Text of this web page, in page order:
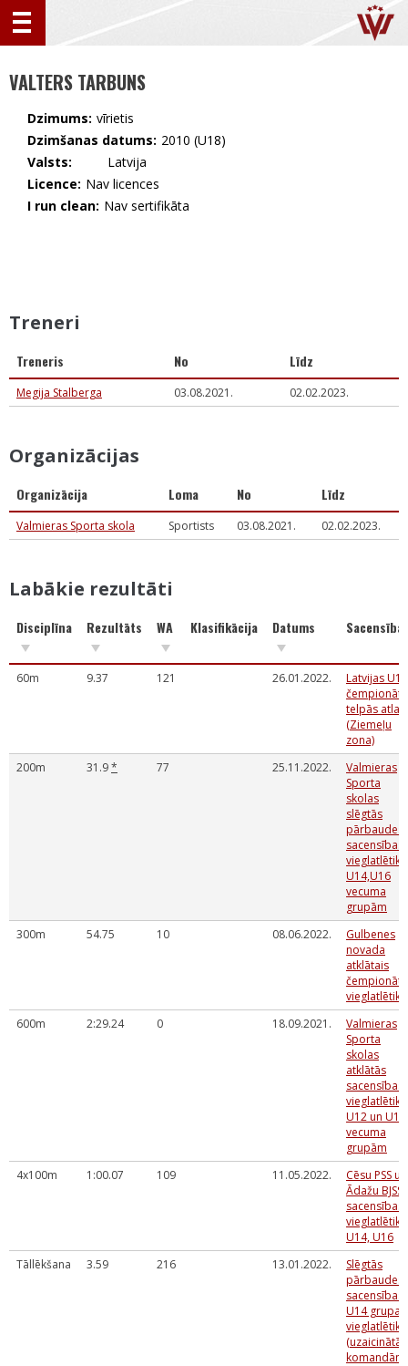
VALTERS TARBUNS
Dzimums: vīrietis
Dzimšanas datums: 2010 (U18)
Valsts:
🇱🇻 Latvija
Licence: Nav licences
I run clean: Nav sertifikāta
Treneri
Treneris No Līdz
Megija Stalberga 03.08.2021. 02.02.2023.
Organizācijas
Organizācija Loma No Līdz
Valmieras Sporta skola Sportists 03.08.2021. 02.02.2023.
Labākie rezultāti
Disciplīna Rezultāts WA Klasifikācija Datums
60m 9.37 121 26.01.2022.
Latvijas U14
čempionāta
telpās
(Ziemeļu
zona)
200m
31.9* 77 25.11.2022.
Valmieras
Sporta
skolas
slēgtās
pārbaudes
sacensības
vieglatlētikā
U14,U16
vecuma
grupām
300m
54.75 10 08.06.2022.
Gulbenes
novada
atklātais
čempionāts
vieglatlētikā
600m
2:29.24 0 18.09.2021.
Valmieras
Sporta
skolas
atklātās
sacensības
vieglatlētikā
U12 un U14
vecuma
grupām
4x100m
1:00.07 109 11.05.2022.
Cēsu PSS un
Ādažu BJSS
sacensības
vieglatlētikā
U14, U16
Tāllēkšana
3.59 216 13.01.2022.
Slēgtās
pārbaudes
sacensības
U14 grupai
vieglatlētikā
komandām)